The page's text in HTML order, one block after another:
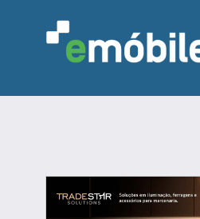
INDICADORES
FEIRAS NOTÍCIAS